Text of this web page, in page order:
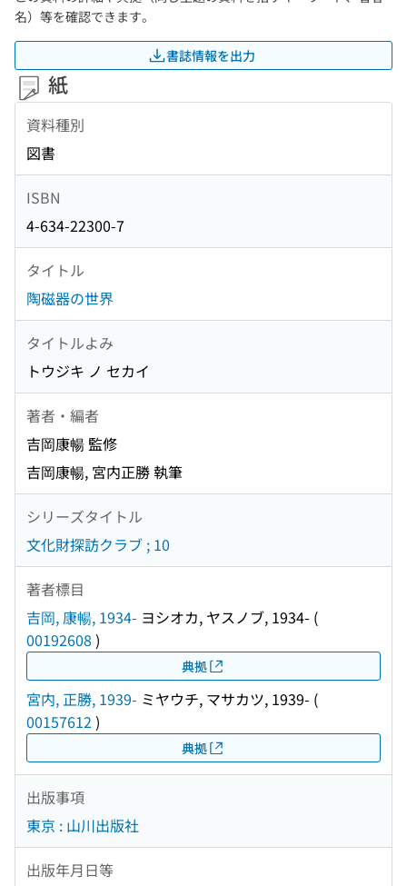
名）等を確認できます。
書誌情報を出力
紙
資料種別
図書
ISBN
4-634-22300-7
タイトル
陶磁器の世界
タイトルよみ
トウジキ ノ セカイ
著者・編者
吉岡康暢 監修
吉岡康暢, 宮内正勝 執筆
シリーズタイトル
文化財探訪クラブ ; 10
著者標目
吉岡, 康暢, 1934- ヨシオカ, ヤスノブ, 1934- (
00192608 )
典拠
宮内, 正勝, 1939- ミヤウチ, マサカツ, 1939- (
00157612 )
典拠
出版事項
東京 : 山川出版社
出版年月日等